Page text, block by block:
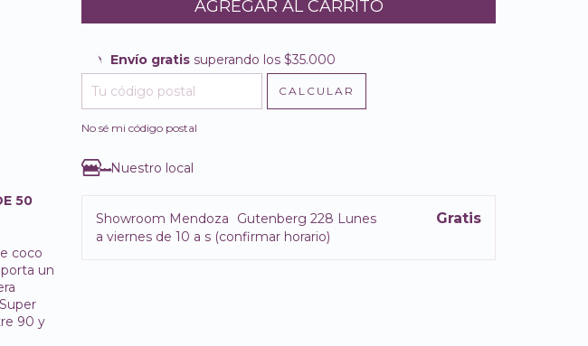
50
coco
un
90 y
Envío gratis $35.000
Entregas para el CP:
Envío gratis superando los$35.000
CALCULAR
No sé mi código postal
Nuestro local
Showroom Mendoza
Gutenberg 228 Lunes
a viernes de 10 a s (confirmar horario)
Gratis